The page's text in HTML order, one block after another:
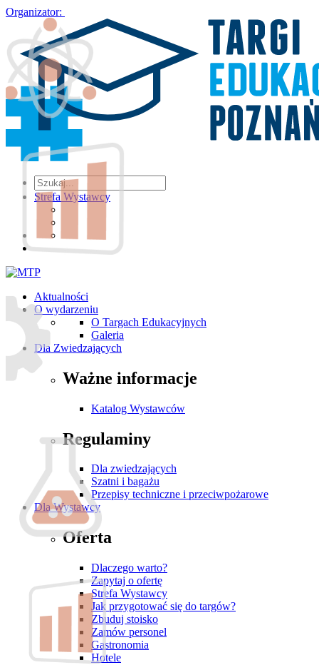
Organizator:
Strefa Wystawcy
Aktualności
O wydarzeniu
O Targach Edukacyjnych
Galeria
Dla Zwiedzających
Ważne informacje
Katalog Wystawców
Regulaminy
Dla zwiedzających
Szatni i bagażu
Przepisy techniczne i przeciwpożarowe
Dla Wystawcy
Oferta
Dlaczego warto?
Zapytaj o ofertę
Strefa Wystawcy
Jak przygotować się do targów?
Zbuduj stoisko
Zamów personel
Gastronomia
Hotele